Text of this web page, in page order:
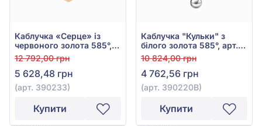
Каблучка «Серце» із
червоного золота 585°,
арт. 390233
12 792,00 грн
5 628,48 грн
(арт. 390233)
Купити
Каблучка "Кульки" з
білого золота 585°, арт.
390220В
10 824,00 грн
4 762,56 грн
(арт. 390220В)
Купити